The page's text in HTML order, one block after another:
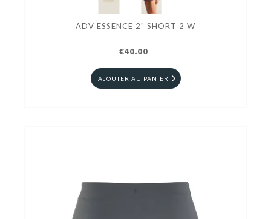
ADV ESSENCE 2" SHORT 2 W
€40.00
AJOUTER AU PANIER